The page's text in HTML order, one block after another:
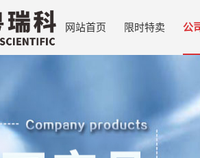
网站首页 限时特卖 公